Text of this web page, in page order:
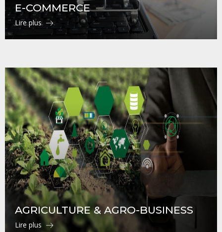
E-COMMERCE
Lire plus
AGRICULTURE & AGRO-BUSINESS
Lire plus